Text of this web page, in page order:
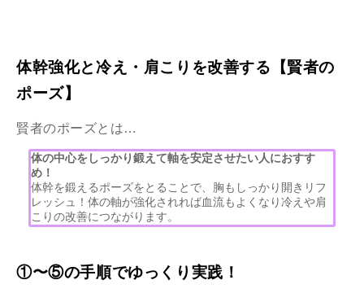
体幹強化と冷え・肩こりを改善する【賢者の
ポーズ】
賢者のポーズとは…
体の中心をしっかり鍛えて軸を安定させたい人におすす
め！
体幹を鍛えるポーズをとることで、胸もしっかり開きリフ
レッシュ！体の軸が強化されれば血流もよくなり冷えや肩
こりの改善につながります。
①〜⑤の手順でゆっくり実践！